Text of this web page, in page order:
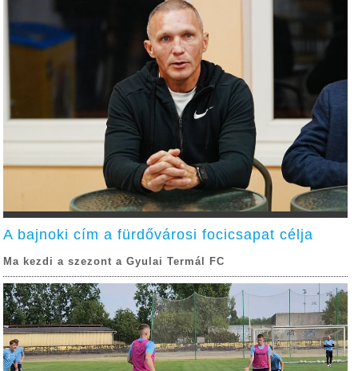
A bajnoki cím a fürdővárosi focicsapat célja
Ma kezdi a szezont a Gyulai Termál FC